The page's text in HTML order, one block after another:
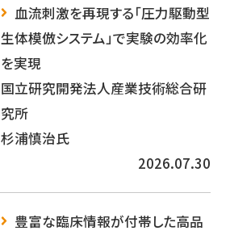
血流刺激を再現する「圧力駆動型
生体模倣システム」で実験の効率化
を実現
国立研究開発法人産業技術総合研
究所
杉浦慎治氏
2026.07.30
豊富な臨床情報が付帯した高品